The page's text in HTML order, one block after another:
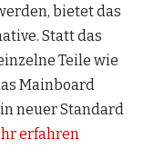
bietet das
Statt das
Teile wie
Mainboard
neuer Standard
erfahren